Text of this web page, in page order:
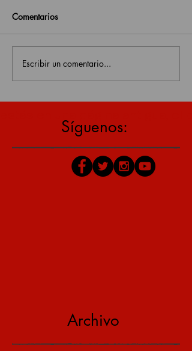
Comentarios
Escribir un comentario...
Síguenos:
Archivo